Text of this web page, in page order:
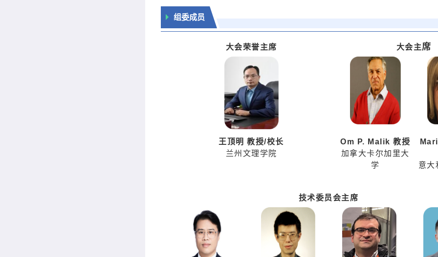
组委成员
大会荣誉主席 大会主席
王顶明 教授/校长
兰州文理学院
Om P. Malik 教授
加拿大卡尔加里大
学
意大
技术委员会主席